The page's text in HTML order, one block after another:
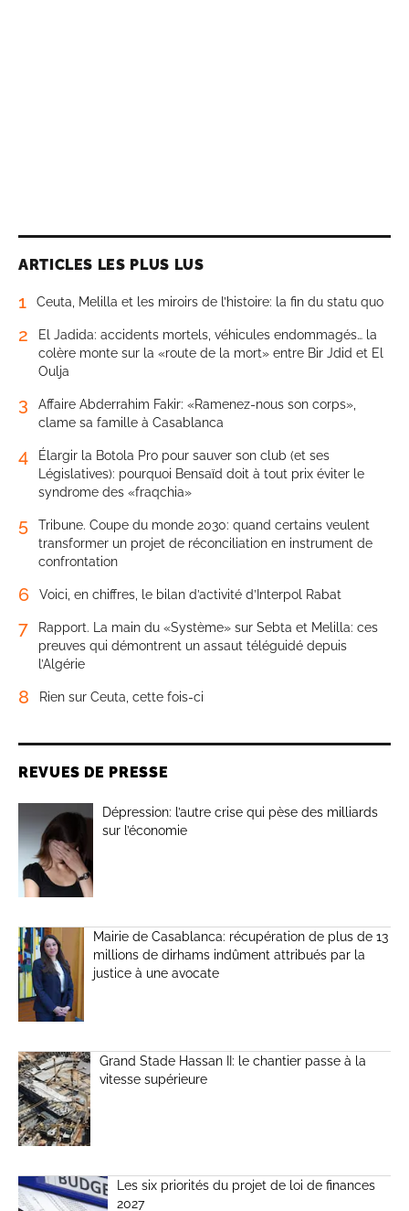
ARTICLES LES PLUS LUS
1 Ceuta, Melilla et les miroirs de l’histoire: la fin du statu quo
2
El Jadida: accidents mortels, véhicules endommagés… la
colère monte sur la «route de la mort» entre Bir Jdid et El
Oulja
3
Affaire Abderrahim Fakir: «Ramenez-nous son corps»,
clame sa famille à Casablanca
4
Élargir la Botola Pro pour sauver son club (et ses
Législatives): pourquoi Bensaïd doit à tout prix éviter le
syndrome des «fraqchia»
5
Tribune. Coupe du monde 2030: quand certains veulent
transformer un projet de réconciliation en instrument de
confrontation
6 Voici, en chiffres, le bilan d’activité d’Interpol Rabat
7
Rapport. La main du «Système» sur Sebta et Melilla: ces
preuves qui démontrent un assaut téléguidé depuis
l’Algérie
8 Rien sur Ceuta, cette fois-ci
REVUES DE PRESSE
Dépression: l’autre crise qui pèse des milliards
sur l’économie
Mairie de Casablanca: récupération de plus de 13
millions de dirhams indûment attribués par la
justice à une avocate
Grand Stade Hassan II: le chantier passe à la
vitesse supérieure
Les six priorités du projet de loi de finances
2027